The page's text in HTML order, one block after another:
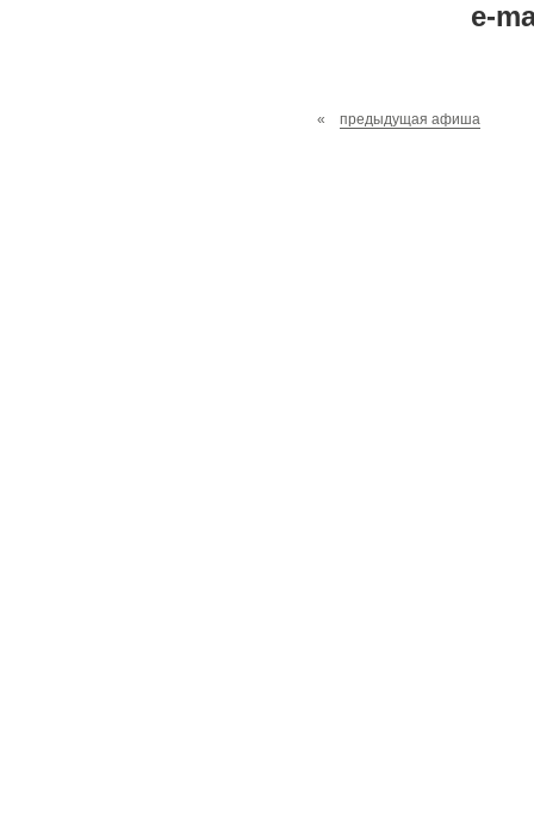
e-
« предыдущая афиша